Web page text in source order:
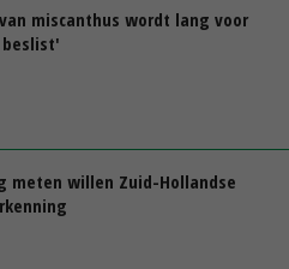
miscanthus wordt lang voor
meten willen Zuid-Hollandse